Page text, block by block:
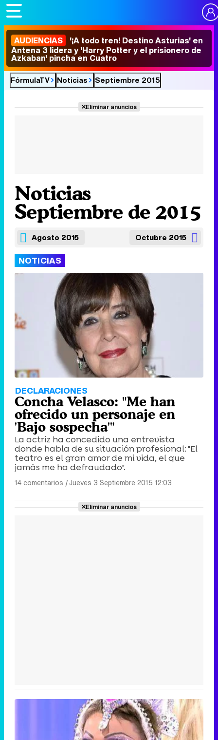
AUDIENCIAS '¡A todo tren! Destino Asturias' en
Antena 3 lidera y 'Harry Potter y el prisionero de
Azkaban' pincha en Cuatro
FórmulaTV Noticias Septiembre 2015
Eliminar anuncios
Noticias
Septiembre de 2015
Agosto 2015 Octubre 2015
NOTICIAS
DECLARACIONES
Concha Velasco: "Me han
ofrecido un personaje en
'Bajo sospecha'"
La actriz ha concedido una entrevista
donde habla de su situación profesional: "El
teatro es el gran amor de mi vida, el que
jamás me ha defraudado".
14 comentarios |Jueves 3 Septiembre 2015 12:03
Eliminar anuncios